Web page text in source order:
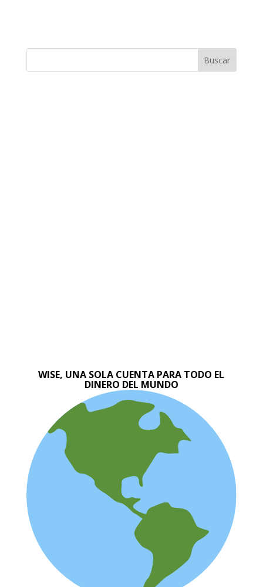
Buscar
WISE, UNA SOLA CUENTA PARA TODO EL
DINERO DEL MUNDO